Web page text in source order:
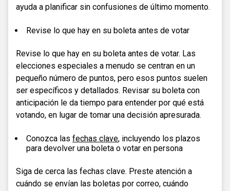
ayuda a planificar sin confusiones de último momento.
Revise lo que hay en su boleta antes de votar
Revise lo que hay en su boleta antes de votar. Las
elecciones especiales a menudo se centran en un
pequeño número de puntos, pero esos puntos suelen
ser específicos y detallados. Revisar su boleta con
anticipación le da tiempo para entender por qué está
votando, en lugar de tomar una decisión apresurada.
Conozca las fechas clave, incluyendo los plazos
para devolver una boleta o votar en persona
Siga de cerca las fechas clave. Preste atención a
cuándo se envían las boletas por correo, cuándo